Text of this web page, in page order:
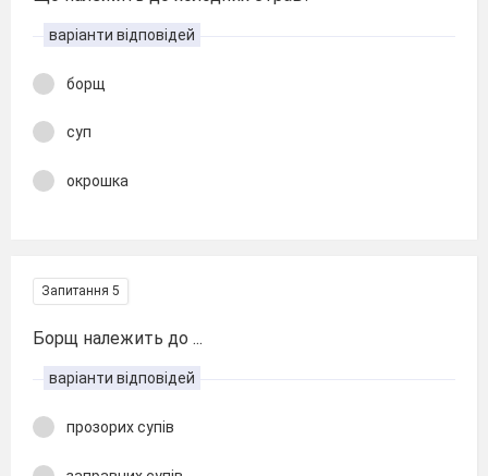
варіанти відповідей
борщ
суп
окрошка
Запитання 5
Борщ належить до ...
варіанти відповідей
прозорих супів